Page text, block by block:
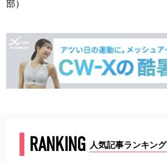
部）
RANKING 人気記事ランキング